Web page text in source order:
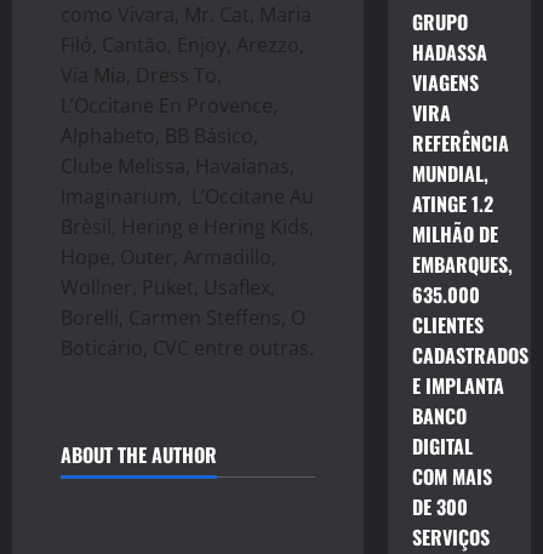
como Vivara, Mr. Cat, Maria
Filó, Cantão, Enjoy, Arezzo,
Via Mia, Dress To,
L’Occitane En Provence,
Alphabeto, BB Básico,
Clube Melissa, Havaianas,
Imaginarium, L’Occitane Au
Brèsil, Hering e Hering Kids,
Hope, Outer, Armadillo,
Wollner, Puket, Usaflex,
Borelli, Carmen Steffens, O
Boticário, CVC entre outras.
ABOUT THE AUTHOR
GRUPO
HADASSA
VIAGENS
VIRA
REFERÊNCIA
MUNDIAL,
ATINGE 1.2
MILHÃO DE
EMBARQUES,
635.000
CLIENTES
CADASTRADOS
E IMPLANTA
BANCO
DIGITAL
COM MAIS
DE 300
SERVIÇOS